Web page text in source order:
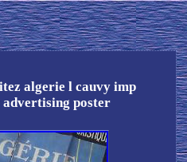
algerie l cauvy imp
poster